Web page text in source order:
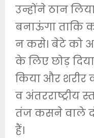
उन्होंने ठान
बनाऊंगा ताकि
न कसे। बेटे को
के लिए छोड़
किया और शरीर
व अंतरराष्ट्रीय
तंज कसने वाले
हैं।